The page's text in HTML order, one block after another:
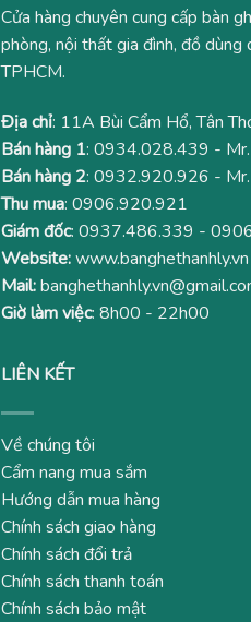
Cửa hàng chuyên cung cấp bàn
phòng, nội thất gia đình, đồ dùng
TPHCM.
Địa chỉ: 11A Bùi Cẩm Hổ, Tân
Bán hàng 1: 0934.028.439 -
Bán hàng 2: 0932.920.926 -
Thu mua: 0906.920.921
Giám đốc: 0937.486.339 -
Website:www.banghethanhly.vn
Mail:
Giờ làm việc: 8h00 - 22h00
LIÊN KẾT
Về chúng tôi
Cẩm nang mua sắm
Hướng dẫn mua hàng
Chính sách giao hàng
Chính sách đổi trả
Chính sách thanh toán
Chính sách bảo mật